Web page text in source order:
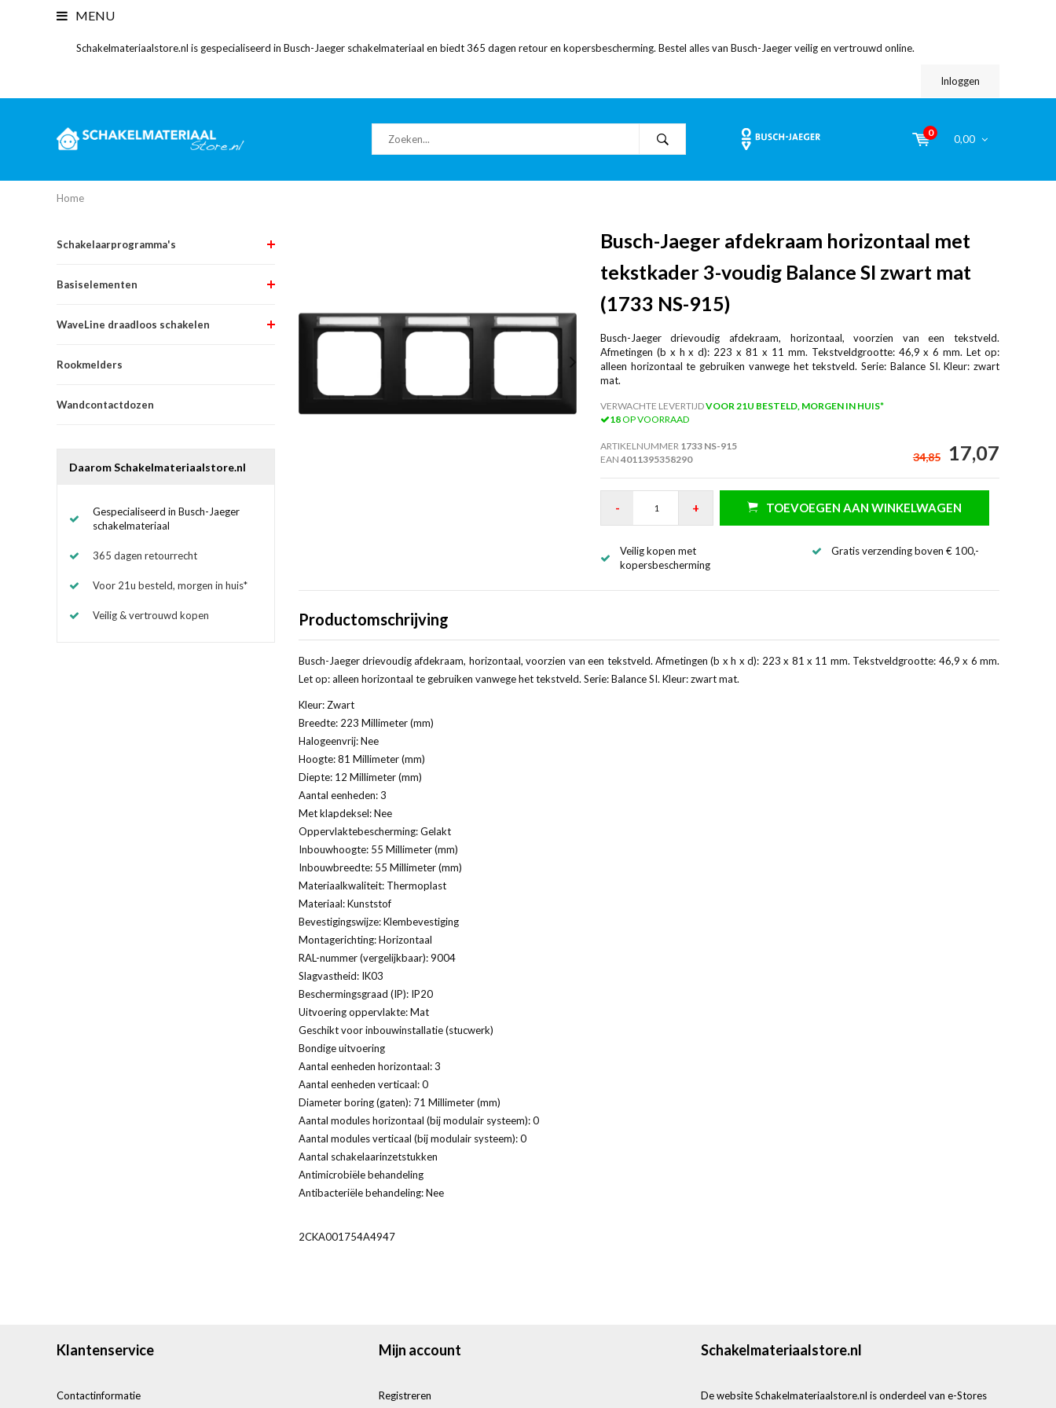
MENU
Schakelmateriaalstore.nl is gespecialiseerd in Busch-Jaeger schakelmateriaal en biedt 365 dagen retour en kopersbescherming. Bestel alles van Busch-Jaeger veilig en vertrouwd online.
Inloggen
0
0,00
Home
Schakelaarprogramma's
Basiselementen
WaveLine draadloos schakelen
Rookmelders
Wandcontactdozen
Daarom Schakelmateriaalstore.nl
Gespecialiseerd in Busch-Jaeger
schakelmateriaal
365 dagen retourrecht
Voor 21u besteld, morgen in huis*
Veilig & vertrouwd kopen
Busch-Jaeger afdekraam horizontaal met
tekstkader 3-voudig Balance SI zwart mat
(1733 NS-915)
Busch-Jaeger drievoudig afdekraam, horizontaal, voorzien van een tekstveld.
Afmetingen (b x h x d): 223 x 81 x 11 mm. Tekstveldgrootte: 46,9 x 6 mm. Let op:
alleen horizontaal te gebruiken vanwege het tekstveld. Serie: Balance SI. Kleur: zwart
mat.
VERWACHTE LEVERTIJDVOOR 21U BESTELD, MORGEN IN HUIS*
18OP VOORRAAD
ARTIKELNUMMER 1733 NS-915
EAN 4011395358290 34,85 17,07
- + TOEVOEGEN AAN WINKELWAGEN
Veilig kopen met
kopersbescherming
Gratis verzending boven € 100,-
Productomschrijving
Busch-Jaeger drievoudig afdekraam, horizontaal, voorzien van een tekstveld. Afmetingen (b x h x d): 223 x 81 x 11 mm. Tekstveldgrootte: 46,9 x 6 mm.
Let op: alleen horizontaal te gebruiken vanwege het tekstveld. Serie: Balance SI. Kleur: zwart mat.
Kleur: Zwart
Breedte: 223 Millimeter (mm)
Halogeenvrij: Nee
Hoogte: 81 Millimeter (mm)
Diepte: 12 Millimeter (mm)
Aantal eenheden: 3
Met klapdeksel: Nee
Oppervlaktebescherming: Gelakt
Inbouwhoogte: 55 Millimeter (mm)
Inbouwbreedte: 55 Millimeter (mm)
Materiaalkwaliteit: Thermoplast
Materiaal: Kunststof
Bevestigingswijze: Klembevestiging
Montagerichting: Horizontaal
RAL-nummer (vergelijkbaar): 9004
Slagvastheid: IK03
Beschermingsgraad (IP): IP20
Uitvoering oppervlakte: Mat
Geschikt voor inbouwinstallatie (stucwerk)
Bondige uitvoering
Aantal eenheden horizontaal: 3
Aantal eenheden verticaal: 0
Diameter boring (gaten): 71 Millimeter (mm)
Aantal modules horizontaal (bij modulair systeem): 0
Aantal modules verticaal (bij modulair systeem): 0
Aantal schakelaarinzetstukken
Antimicrobiële behandeling
Antibacteriële behandeling: Nee
2CKA001754A4947
Klantenservice
Contactinformatie
Mijn account
Registreren
Schakelmateriaalstore.nl
De website Schakelmateriaalstore.nl is onderdeel van e-Stores